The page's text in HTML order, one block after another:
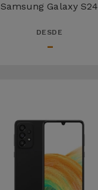
Samsung Galaxy S24
DESDE
-